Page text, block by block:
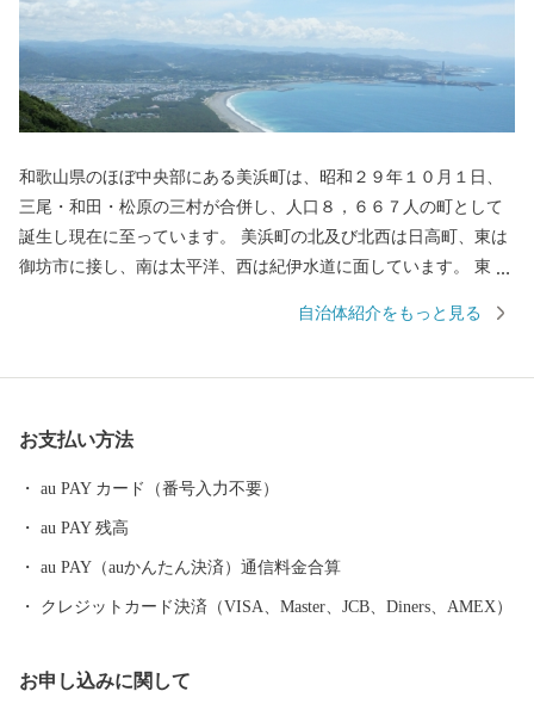
和歌山県のほぼ中央部にある美浜町は、昭和２９年１０月１日、
三尾・和田・松原の三村が合併し、人口８，６６７人の町として
誕生し現在に至っています。 美浜町の北及び北西は日高町、東は
御坊市に接し、南は太平洋、西は紀伊水道に面しています。 東西
平方キロメートルの町で、面積では和歌山県下で二番目に狭い町
く受けています。 太平洋に面する砂州海岸には、全長約４．５キ
自治体紹介をもっと見る
お支払い方法
au PAY カード（番号入力不要）
au PAY 残高
au PAY（auかんたん決済）通信料金合算
クレジットカード決済（VISA、Master、JCB、Diners、AMEX）
お申し込みに関して